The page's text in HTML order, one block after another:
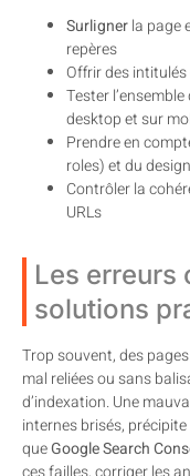
Surlignerla page
repères
Offrir des
Tester
desktop et sur
Prendre en
roles) et du design
Contrôler la
URLs
Les erreurs
solutions
Trop souvent, des
mal reliées ou sans
d’indexation. Une
internes brisés,
queGoogle Search